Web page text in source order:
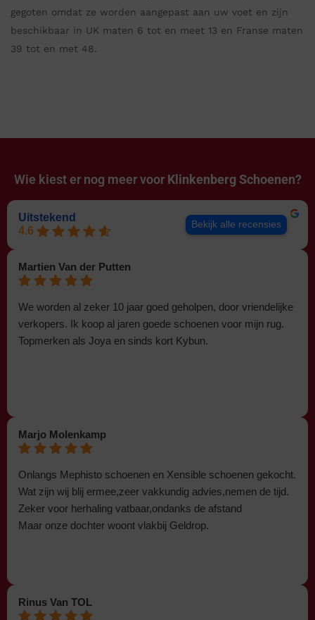
gegoten omdat ze worden aangepast aan uw voet en zijn
beschikbaar in UK maten 6 tot en meet 13 en Franse maten
39 tot en met 48.
Wie kiest er nog meer voor Klinkenberg Schoenen?
Uitstekend
4.6
Bekijk alle recensies
Martien Van der Putten
We worden al zeker 10 jaar goed geholpen, door vriendelijke
verkopers. Ik koop al jaren goede schoenen voor mijn rug.
Topmerken als Joya en sinds kort Kybun.
Marjo Molenkamp
Onlangs Mephisto schoenen en Xensible schoenen gekocht.
Wat zijn wij blij ermee,zeer vakkundig advies,nemen de tijd.
Zeker voor herhaling vatbaar,ondanks de afstand
Maar onze dochter woont vlakbij Geldrop.
Rinus Van TOL